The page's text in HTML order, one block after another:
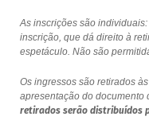
As inscrições são
inscrição, que dá direito à
espetáculo. Não são
Os ingressos são retirados
apresentação do documento
retirados serão distribuídos